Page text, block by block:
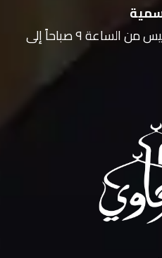
من السبت إلى الخميس من الساعة ٩ صباحاً إلى